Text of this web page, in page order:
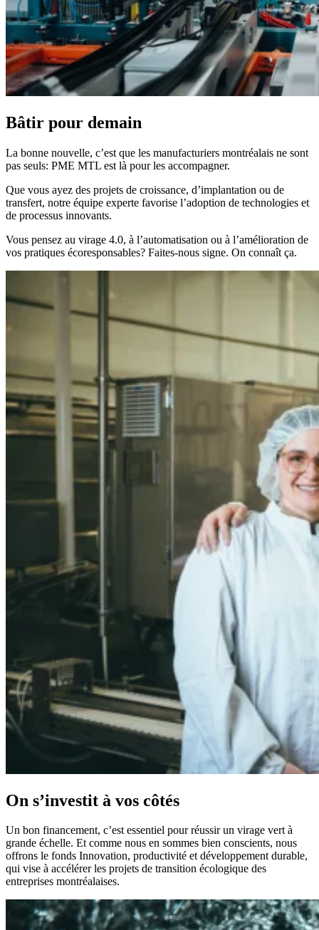
Bâtir pour demain
La bonne nouvelle, c’est que les manufacturiers montréalais ne sont
pas seuls: PME MTL est là pour les accompagner.
Que vous ayez des projets de croissance, d’implantation ou de
transfert, notre équipe experte favorise l’adoption de technologies et
de processus innovants.
Vous pensez au virage 4.0, à l’automatisation ou à l’amélioration de
vos pratiques écoresponsables? Faites-nous signe. On connaît ça.
On s’investit à vos côtés
Un bon financement, c’est essentiel pour réussir un virage vert à
grande échelle. Et comme nous en sommes bien conscients, nous
offrons le fonds Innovation, productivité et développement durable,
qui vise à accélérer les projets de transition écologique des
entreprises montréalaises.